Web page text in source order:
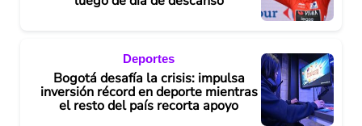
Deportes
Bogotá desafía la crisis: impulsa
inversión récord en deporte mientras
el resto del país recorta apoyo